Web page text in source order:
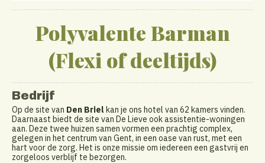
Polyvalente Barman
(Flexi of deeltijds)
Bedrijf
Op de site van Den Briel kan je ons hotel van 62 kamers vinden.
Daarnaast biedt de site van De Lieve ook assistentie-woningen
aan. Deze twee huizen samen vormen een prachtig complex,
gelegen in het centrum van Gent, in een oase van rust, met een
hart voor de zorg. Het is onze missie om iedereen een gastvrij en
zorgeloos verblijf te bezorgen.